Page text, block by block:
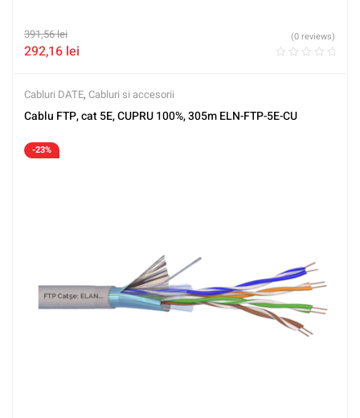
391,56lei
292,16 lei
(0 reviews)
Cabluri DATE, Cabluri si accesorii
Cablu FTP, cat 5E, CUPRU 100%, 305m ELN-FTP-5E-CU
-23%